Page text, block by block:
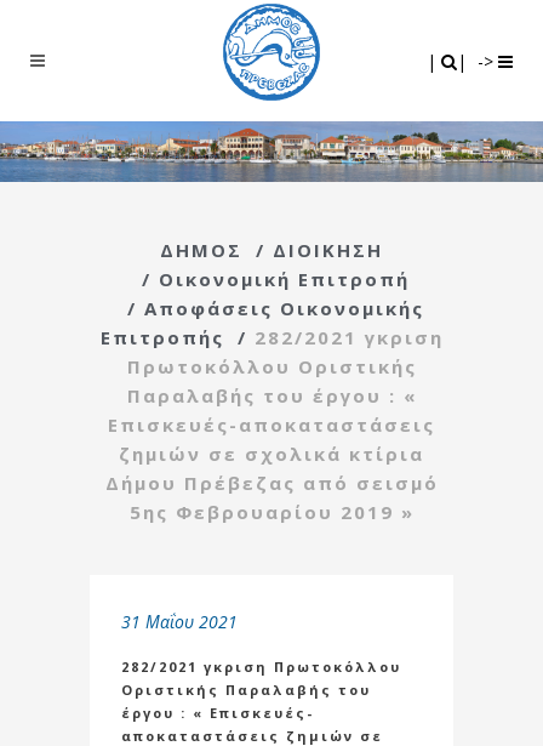
| | ->
ΔΗΜΟΣ / ΔΙΟΙΚΗΣΗ
/ Οικονομική Επιτροπή
/ Αποφάσεις Οικονομικής
Επιτροπής
/ 282/2021 γκριση
Πρωτοκόλλου Οριστικής
Παραλαβής του έργου : «
Επισκευές-αποκαταστάσεις
ζημιών σε σχολικά κτίρια
Δήμου Πρέβεζας από σεισμό
5ης Φεβρουαρίου 2019 »
31 Μαΐου 2021
282/2021 γκριση Πρωτοκόλλου
Οριστικής Παραλαβής του
έργου : « Επισκευές-
αποκαταστάσεις ζημιών σε